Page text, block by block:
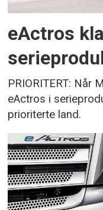
eActros
PRIORITERT: Når
eActros i
prioriterte land.